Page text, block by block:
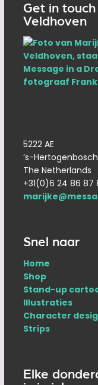
Get in
Veldhoven
5222 AE
‘s-Hertogenbosch
The Netherlands
+31(0)6 24 86 87
Snel naar
Home
Shop
Stand-up
Illustraties
Character
Strips
Elke